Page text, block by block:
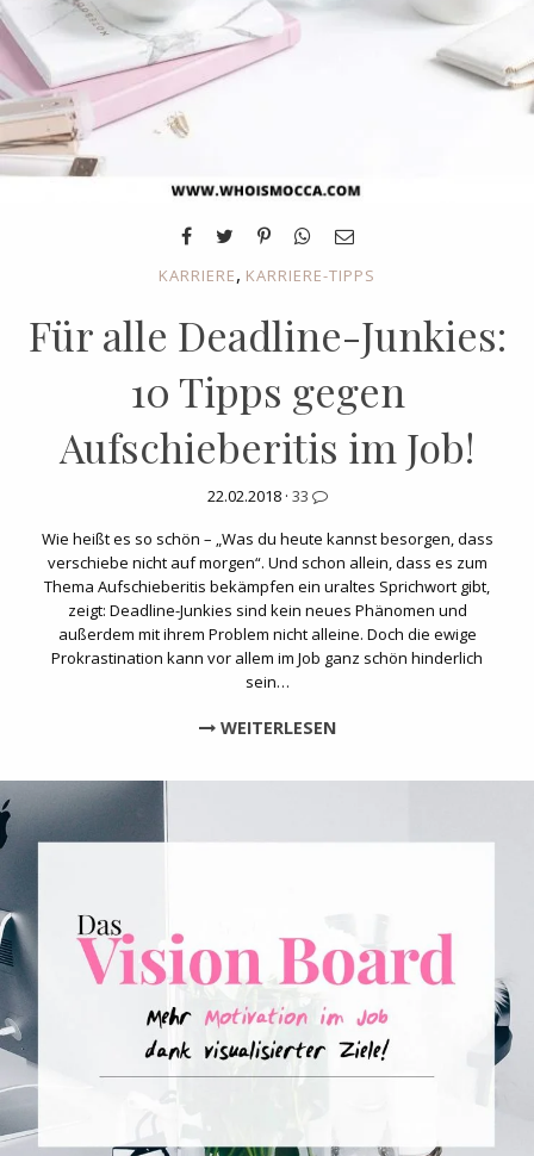
KARRIERE, KARRIERE-TIPPS
Für alle Deadline-Junkies:
10 Tipps gegen
Aufschieberitis im Job!
22.02.2018 · 33
Wie heißt es so schön – „Was du heute kannst besorgen, dass
verschiebe nicht auf morgen“. Und schon allein, dass es zum
Thema Aufschieberitis bekämpfen ein uraltes Sprichwort gibt,
zeigt: Deadline-Junkies sind kein neues Phänomen und
außerdem mit ihrem Problem nicht alleine. Doch die ewige
Prokrastination kann vor allem im Job ganz schön hinderlich
sein…
WEITERLESEN